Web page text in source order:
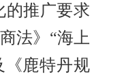
的推广要求
法》 “海上
《鹿特丹规